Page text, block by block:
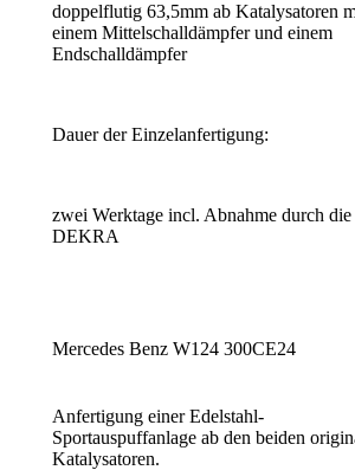
doppelflutig 63,5mm ab Katalysatoren
einem Mittelschalldämpfer und einem
Endschalldämpfer
Dauer der Einzelanfertigung:
zwei Werktage incl. Abnahme durch die
DEKRA
Mercedes Benz W124 300CE24
Anfertigung einer Edelstahl-
Sportauspuffanlage ab den beiden
Katalysatoren.